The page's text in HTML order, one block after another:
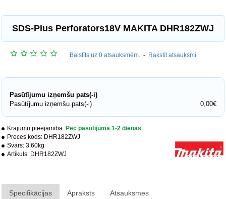
SDS-Plus Perforators18V MAKITA DHR182ZWJ
Krājumu pieejamība: Pēc pasūtījuma 1-2 dienas
Preces kods: DHR182ZWJ
Svars: 3.60kg
Artikuls: DHR182ZWJ
Balstīts uz 0 atsauksmēm. - Rakstīt atsauksmi
Pasūtījumu izņemšu pats(-i)
Pasūtījumu izņemšu pats(-i)
0,00€
Specifikācijas Apraksts Atsauksmes